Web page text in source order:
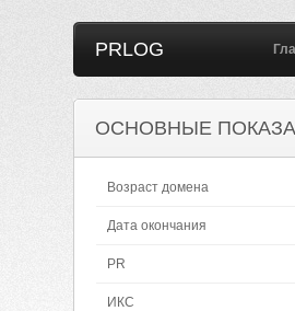
PRLOG
ОСНОВНЫЕ
Возраст домена
Дата окончания
PR
ИКС